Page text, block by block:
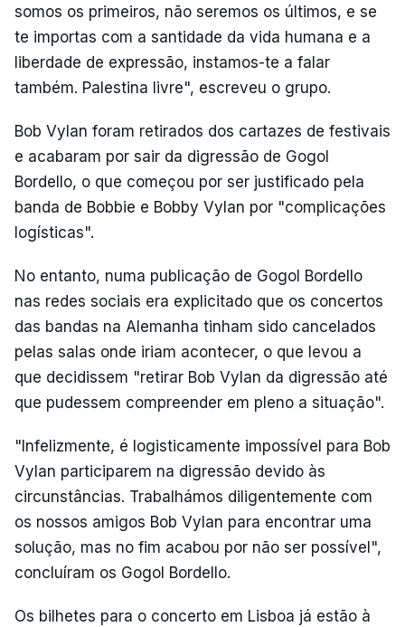
somos os primeiros, não seremos os últimos, e se
te importas com a santidade da vida humana e a
liberdade de expressão, instamos-te a falar
também. Palestina livre", escreveu o grupo.
Bob Vylan foram retirados dos cartazes de festivais
e acabaram por sair da digressão de Gogol
Bordello, o que começou por ser justificado pela
banda de Bobbie e Bobby Vylan por "complicações
logísticas".
No entanto, numa publicação de Gogol Bordello
nas redes sociais era explicitado que os concertos
das bandas na Alemanha tinham sido cancelados
pelas salas onde iriam acontecer, o que levou a
que decidissem "retirar Bob Vylan da digressão até
que pudessem compreender em pleno a situação".
"Infelizmente, é logisticamente impossível para Bob
Vylan participarem na digressão devido às
circunstâncias. Trabalhámos diligentemente com
os nossos amigos Bob Vylan para encontrar uma
solução, mas no fim acabou por não ser possível",
concluíram os Gogol Bordello.
Os bilhetes para o concerto em Lisboa já estão à